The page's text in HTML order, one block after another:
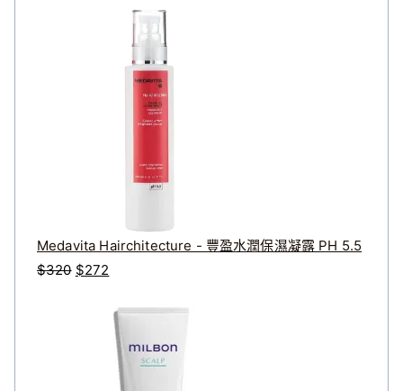
Medavita Hairchitecture - 豐盈水潤保濕凝露 PH 5.5
$320 原
$272
價
格
：